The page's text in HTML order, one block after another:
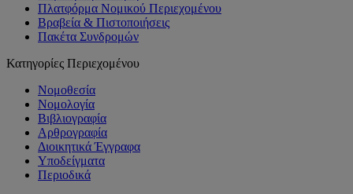
Πλατφόρμα Νομικού Περιεχομένου
Βραβεία & Πιστοποιήσεις
Πακέτα Συνδρομών
Κατηγορίες Περιεχομένου
Νομοθεσία
Νομολογία
Βιβλιογραφία
Αρθρογραφία
Διοικητικά Έγγραφα
Υποδείγματα
Περιοδικά